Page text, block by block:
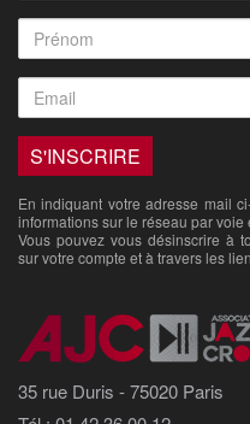
En indiquant votre adresse mail
informations sur le réseau par voie
Vous pouvez vous désinscrire à
sur votre compte et à travers les
35 rue Duris - 75020 Paris